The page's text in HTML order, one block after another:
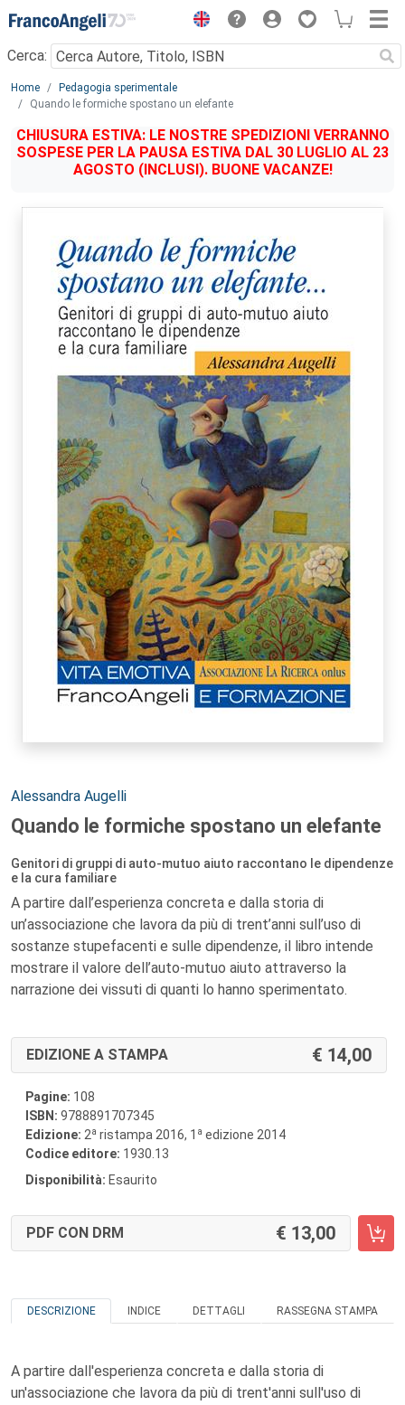
Menu
Cerca:
Main content
Home
Pedagogia sperimentale
Quando le formiche spostano un elefante
CHIUSURA ESTIVA: LE NOSTRE SPEDIZIONI VERRANNO
SOSPESE PER LA PAUSA ESTIVA DAL 30 LUGLIO AL 23
AGOSTO (INCLUSI). BUONE VACANZE!
Autori:
Alessandra Augelli
Quando le formiche spostano un elefante
Genitori di gruppi di auto-mutuo aiuto raccontano le dipendenze
e la cura familiare
A partire dall’esperienza concreta e dalla storia di
un’associazione che lavora da più di trent’anni sull’uso di
sostanze stupefacenti e sulle dipendenze, il libro intende
mostrare il valore dell’auto-mutuo aiuto attraverso la
narrazione dei vissuti di quanti lo hanno sperimentato.
EDIZIONE A STAMPA 14,00
Pagine: 108
ISBN: 9788891707345
Edizione: 2a ristampa 2016, 1 a edizione 2014
Codice editore: 1930.13
Disponibilità: Esaurito
PDF CON DRM 13,00
DESCRIZIONE INDICE DETTAGLI RASSEGNA STAMPA
A partire dall'esperienza concreta e dalla storia di
un'associazione che lavora da più di trent'anni sull'uso di